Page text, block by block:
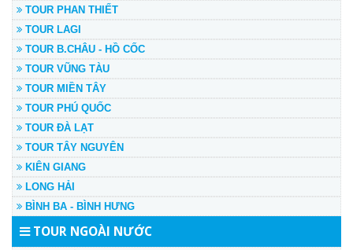
TOUR PHAN THIẾT
TOUR LAGI
TOUR B.CHÂU - HỒ CỐC
TOUR VŨNG TÀU
TOUR MIỀN TÂY
TOUR PHÚ QUỐC
TOUR ĐÀ LẠT
TOUR TÂY NGUYÊN
KIÊN GIANG
LONG HẢI
BÌNH BA - BÌNH HƯNG
TOUR NGOÀI NƯỚC